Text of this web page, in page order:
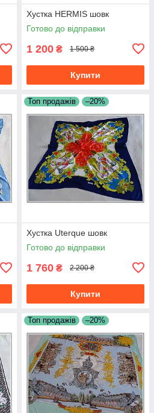
Хустка HERMIS шовк
Готово до відправки
1 200 ₴ 1 500 ₴
Купити
Топ продажів –20%
Хустка Uterque шовк
Готово до відправки
1 760 ₴ 2 200 ₴
Купити
Топ продажів –20%